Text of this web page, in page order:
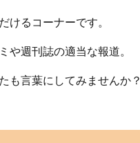
けるコーナーです。
や週刊誌の適当な報道。
も言葉にしてみませんか？